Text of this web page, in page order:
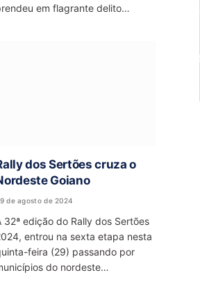
em flagrante delito…
dos Sertões cruza o
Goiano
de agosto de 2024
32ª edição do Rally dos Sertões
entrou na sexta etapa nesta
feira (29) passando por
do nordeste…